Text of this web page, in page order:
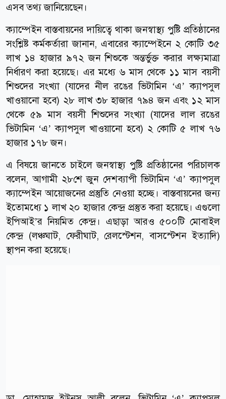
এসব তথ্য জানিয়েছেন।
ক্যাম্পেইন বাস্তবায়নের দায়িত্বে থাকা জনস্বাস্থ্য পুষ্টি প্রতিষ্ঠানের
সংশ্লিষ্ট কর্মকর্তারা জানান, এবারের ক্যাম্পেইনে ২ কোটি ৩৫
লাখ ১৪ হাজার ৯৭২ জন শিশুকে অন্তর্ভুক্ত করার লক্ষ্যমাত্রা
নির্ধারণ করা হয়েছে। এর মধ্যে ৬ মাস থেকে ১১ মাস বয়সী
শিশুদের সংখ্যা (যাদের নীল রঙের ভিটামিন ‘এ’ ক্যাপসুল
খাওয়ানো হবে) ২৮ লাখ ৩৮ হাজার ৭৯৪ জন এবং ১২ মাস
থেকে ৫৯ মাস বয়সী শিশুদের সংখ্যা (যাদের লাল রঙের
ভিটামিন ‘এ’ ক্যাপসুল খাওয়ানো হবে) ২ কোটি ৫ লাখ ৭৬
হাজার ১৭৮ জন।
এ বিষয়ে জানতে চাইলে জনস্বাস্থ্য পুষ্টি প্রতিষ্ঠানের পরিচালক
বলেন, আগামী ২৮শে জুন দেশব্যাপী ভিটামিন ‘এ’ ক্যাপসুল
ক্যাম্পেইন আয়োজনের প্রস্তুতি নেওয়া হচ্ছে। বাস্তবায়নের জন্য
ইতোমধ্যে ১ লাখ ২০ হাজার কেন্দ্র প্রস্তুত করা হয়েছে। এগুলো
ইপিআই’র নিয়মিত কেন্দ্র। এছাড়া আরও ৫০০টি মোবাইল
কেন্দ্র (লঞ্চঘাট, ফেরীঘাট, রেলস্টেশন, বাসস্টেশন ইত্যাদি)
স্থাপন করা হয়েছে।